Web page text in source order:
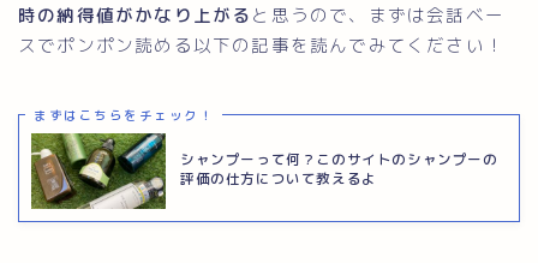
時の納得値がかなり上がると思うので、まずは会話ベー
スでポンポン読める以下の記事を読んでみてください！
まずはこちらをチェック！
シャンプーって何？このサイトのシャンプーの
評価の仕方について教えるよ